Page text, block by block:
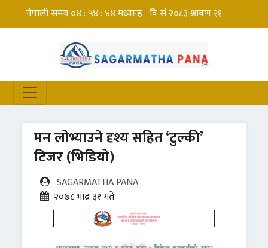
मन लोभ्याउने दृश्य सहित ‘टुल्की’
टिजर (भिडियो)
SAGARMATHA PANA
२०७८ भाद्र ३१ गते